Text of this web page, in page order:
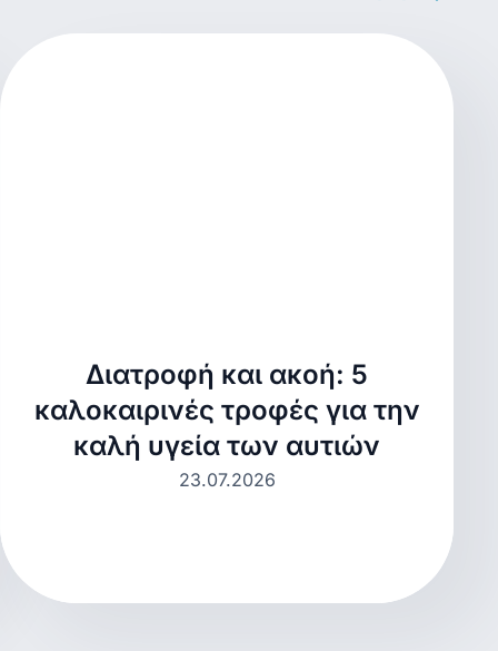
Διατροφή και ακοή: 5
καλοκαιρινές τροφές για την
καλή υγεία των αυτιών
23.07.2026